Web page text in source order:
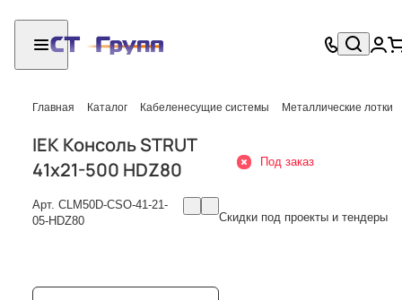
Главная Каталог Кабеленесущие системы Металлические лотки
IEK Консоль STRUT
41х21-500 HDZ80
Арт. CLM50D-CSO-41-21-
05-HDZ80
Под заказ
Скидки под проекты и тендеры